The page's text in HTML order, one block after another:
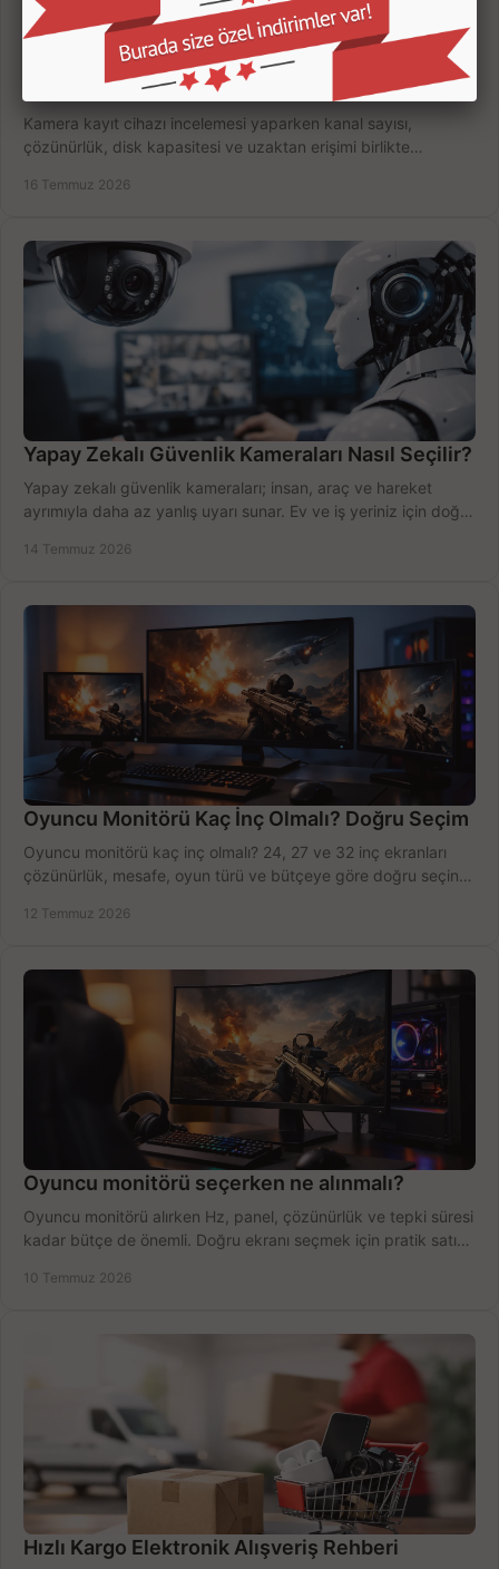
Kamera Kayıt Cihazı İncelemesi Nasıl Yapılır?
Kamera kayıt cihazı incelemesi yaparken kanal sayısı,
çözünürlük, disk kapasitesi ve uzaktan erişimi birlikte
16 Temmuz 2026
Yapay Zekalı Güvenlik Kameraları Nasıl Seçilir?
Yapay zekalı güvenlik kameraları; insan, araç ve hareket
ayrımıyla daha az yanlış uyarı sunar. Ev ve iş yeriniz için doğru
14 Temmuz 2026
Oyuncu Monitörü Kaç İnç Olmalı? Doğru Seçim
Oyuncu monitörü kaç inç olmalı? 24, 27 ve 32 inç ekranları
çözünürlük, mesafe, oyun türü ve bütçeye göre doğru seçin,
12 Temmuz 2026
Oyuncu monitörü seçerken ne alınmalı?
Oyuncu monitörü alırken Hz, panel, çözünürlük ve tepki süresi
kadar bütçe de önemli. Doğru ekranı seçmek için pratik satın
10 Temmuz 2026
Hızlı Kargo Elektronik Alışveriş Rehberi